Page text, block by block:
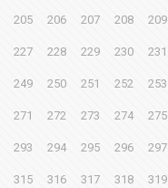
205 206 207 208 209
227 228 229 230 231
249 250 251 252 253
271 272 273 274 275
293 294 295 296 297
315 316 317 318 319